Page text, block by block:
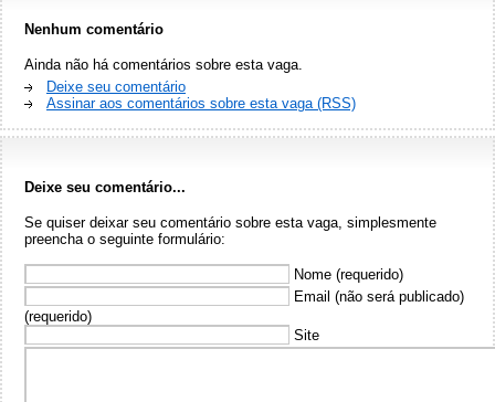
Nenhum comentário
Ainda não há comentários sobre esta vaga.
Deixe seu comentário
Assinar aos comentários sobre esta vaga (RSS)
Deixe seu comentário...
Se quiser deixar seu comentário sobre esta vaga, simplesmente
preencha o seguinte formulário:
Nome (requerido)
Email (não será publicado)
(requerido)
Site